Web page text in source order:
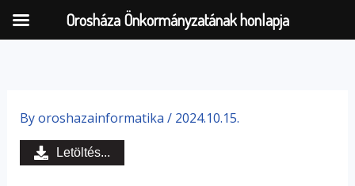
content
Byoroshazainformatika / 2024.10.15.
Letöltés...
Orosháza Önkormányzatának honlapja